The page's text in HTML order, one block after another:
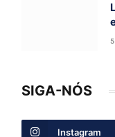
SIGA-NÓS
Instagram